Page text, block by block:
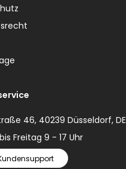
46, 40239 Düsseldorf, DE
Freitag 9 - 17 Uhr